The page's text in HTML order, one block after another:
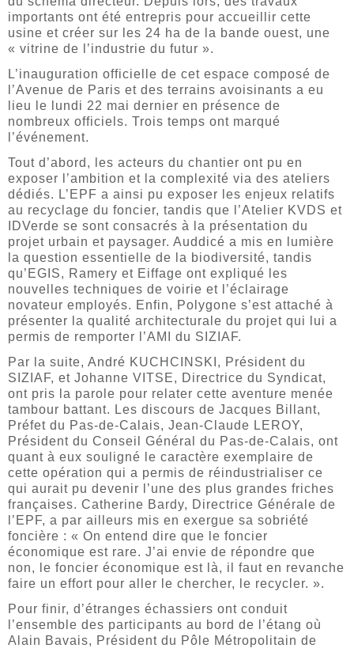
importants ont été entrepris pour accueillir cette
usine et créer sur les 24 ha de la bande ouest, une
« vitrine de l’industrie du futur ».
L’inauguration officielle de cet espace composé de
l’Avenue de Paris et des terrains avoisinants a eu
lieu le lundi 22 mai dernier en présence de
nombreux officiels. Trois temps ont marqué
l’événement.
Tout d’abord, les acteurs du chantier ont pu en
exposer l’ambition et la complexité via des ateliers
dédiés. L’EPF a ainsi pu exposer les enjeux relatifs
au recyclage du foncier, tandis que l’Atelier KVDS et
IDVerde se sont consacrés à la présentation du
projet urbain et paysager. Auddicé a mis en lumière
la question essentielle de la biodiversité, tandis
qu’EGIS, Ramery et Eiffage ont expliqué les
nouvelles techniques de voirie et l’éclairage
novateur employés. Enfin, Polygone s’est attaché à
présenter la qualité architecturale du projet qui lui a
permis de remporter l’AMI du SIZIAF.
Par la suite, André KUCHCINSKI, Président du
SIZIAF, et Johanne VITSE, Directrice du Syndicat,
ont pris la parole pour relater cette aventure menée
tambour battant. Les discours de Jacques Billant,
Préfet du Pas-de-Calais, Jean-Claude LEROY,
Président du Conseil Général du Pas-de-Calais, ont
quant à eux souligné le caractère exemplaire de
cette opération qui a permis de réindustrialiser ce
qui aurait pu devenir l’une des plus grandes friches
françaises. Catherine Bardy, Directrice Générale de
l’EPF, a par ailleurs mis en exergue sa sobriété
foncière : « On entend dire que le foncier
économique est rare. J’ai envie de répondre que
non, le foncier économique est là, il faut en revanche
faire un effort pour aller le chercher, le recycler. ».
Pour finir, d’étranges échassiers ont conduit
l’ensemble des participants au bord de l’étang où
Alain Bavais, Président du Pôle Métropolitain de